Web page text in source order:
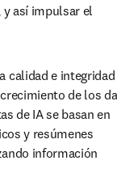
y así impulsar el
calidad e integridad
de los
de IA se basan en
y resúmenes
información